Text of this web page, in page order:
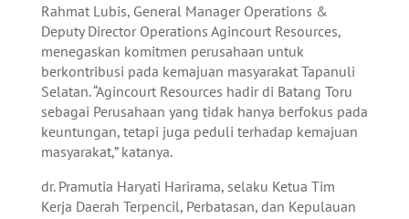
Rahmat Lubis, General Manager Operations &
Deputy Director Operations Agincourt Resources,
menegaskan komitmen perusahaan untuk
berkontribusi pada kemajuan masyarakat Tapanuli
Selatan. “Agincourt Resources hadir di Batang Toru
sebagai Perusahaan yang tidak hanya berfokus pada
keuntungan, tetapi juga peduli terhadap kemajuan
masyarakat,” katanya.
dr. Pramutia Haryati Harirama, selaku Ketua Tim
Kerja Daerah Terpencil, Perbatasan, dan Kepulauan